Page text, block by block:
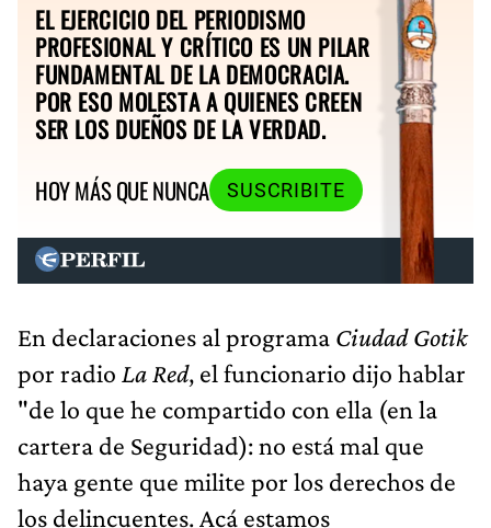
EL EJERCICIO DEL PERIODISMO
PROFESIONAL Y CRÍTICO ES UN PILAR
FUNDAMENTAL DE LA DEMOCRACIA.
POR ESO MOLESTA A QUIENES CREEN
SER LOS DUEÑOS DE LA VERDAD.
HOY MÁS QUE NUNCA
SUSCRIBITE
En declaraciones al programa Ciudad Gotik
por radio La Red, el funcionario dijo hablar
"de lo que he compartido con ella (en la
cartera de Seguridad): no está mal que
haya gente que milite por los derechos de
los delincuentes. Acá estamos